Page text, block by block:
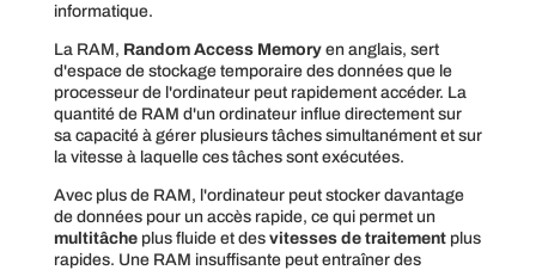
informatique.
La RAM, Random Access Memoryen anglais, sert
d'espace de stockage temporaire des données que le
processeur de l'ordinateur peut rapidement accéder. La
quantité de RAM d'un ordinateur influe directement sur
sa capacité à gérer plusieurs tâches simultanément et sur
la vitesse à laquelle ces tâches sont exécutées.
Avec plus de RAM, l'ordinateur peut stocker davantage
de données pour un accès rapide, ce qui permet un
multitâcheplus fluide et des vitesses de traitementplus
rapides. Une RAM insuffisante peut entraîner des